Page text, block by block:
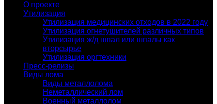
О проекте
Утилизация
Утилизация медицинских отходов в 2022 году
Утилизация огнетушителей различных типов
Утилизация ж/д шпал или шпалы как
вторсырье
Утилизация оргтехники
Пресс-релизы
Виды лома
Виды металлолома
Неметаллический лом
Военный металлолом